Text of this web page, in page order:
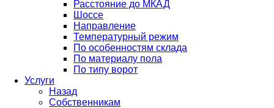
Расстояние до МКАД
Шоссе
Направление
Температурный режим
По особенностям склада
По материалу пола
По типу ворот
Услуги
Назад
Собственникам